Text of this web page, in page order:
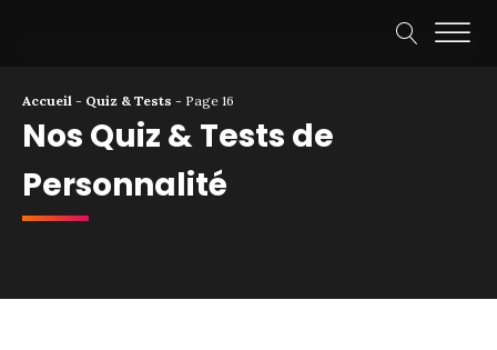
Accueil - Quiz & Tests - Page 16
Nos Quiz & Tests de
Personnalité